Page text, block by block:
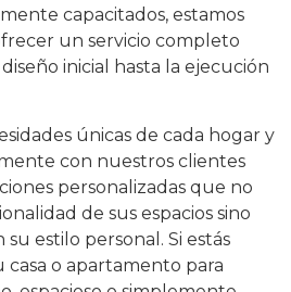
capacitados, estamos
un servicio completo
inicial hasta la ejecución
únicas de cada hogar y
con nuestros clientes
personalizadas que no
de sus espacios sino
estilo personal. Si estás
o apartamento para